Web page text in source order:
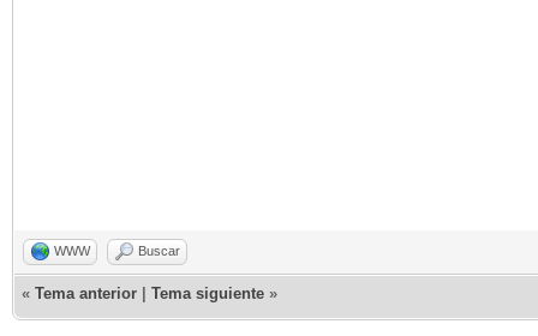
WWW Buscar
« Tema anterior Tema siguiente »